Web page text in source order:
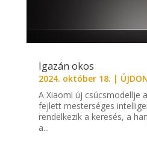
Igazán okos
2024. október 18. |
A Xiaomi új csúcsmodellje
fejlett mesterséges
rendelkezik a keresés, a
a...